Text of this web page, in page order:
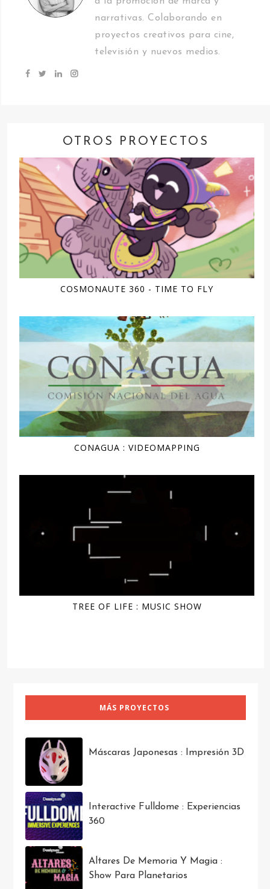
narrativas. Colaborando en
proyectos creativos para cine,
televisión y nuevos medios.
OTROS PROYECTOS
COSMONAUTE 360 - TIME TO FLY
CONAGUA : VIDEOMAPPING
TREE OF LIFE : MUSIC SHOW
MÁS PROYECTOS
Máscaras Japonesas : Impresión 3D
Interactive Fulldome : Experiencias
360
Altares De Memoria Y Magia :
Show Para Planetarios